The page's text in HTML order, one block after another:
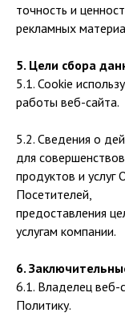
точность и
рекламных
5. Цели сбора
5.1. Cookie
работы веб-сайта.
5.2. Сведения о
для
продуктов и услуг
Посетителей,
предоставления
услугам компании.
6.
6.1. Владелец веб-
Политику.